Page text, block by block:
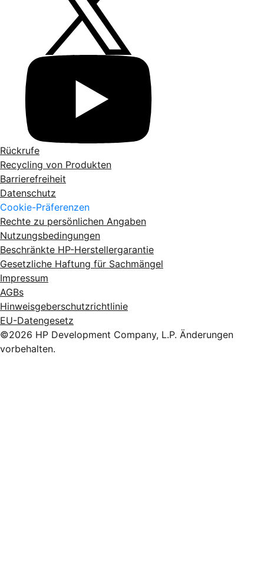
Rückrufe
Recycling von Produkten
Barrierefreiheit
Datenschutz
Cookie-Präferenzen
Rechte zu persönlichen Angaben
Nutzungsbedingungen
Beschränkte HP-Herstellergarantie
Gesetzliche Haftung für Sachmängel
Impressum
AGBs
Hinweisgeberschutzrichtlinie
EU-Datengesetz
©2026 HP Development Company, L.P. Änderungen
vorbehalten.